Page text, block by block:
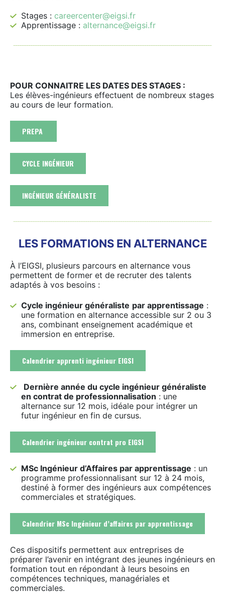
Stages : careercenter@eigsi.fr
Apprentissage : alternance@eigsi.fr
POUR CONNAITRE LES DATES DES STAGES :
Les élèves-ingénieurs effectuent de nombreux stages
au cours de leur formation.
PREPA
CYCLE INGÉNIEUR
INGÉNIEUR GÉNÉRALISTE
LES FORMATIONS EN ALTERNANCE
À l’EIGSI, plusieurs parcours en alternance vous
permettent de former et de recruter des talents
adaptés à vos besoins :
Cycle ingénieur généraliste par apprentissage :
une formation en alternance accessible sur 2 ou 3
ans, combinant enseignement académique et
immersion en entreprise.
Calendrier apprenti ingénieur EIGSI
Dernière année du cycle ingénieur généraliste
en contrat de professionnalisation : une
alternance sur 12 mois, idéale pour intégrer un
futur ingénieur en fin de cursus.
Calendrier ingénieur contrat pro EIGSI
MSc Ingénieur d’Affaires par apprentissage : un
programme professionnalisant sur 12 à 24 mois,
destiné à former des ingénieurs aux compétences
commerciales et stratégiques.
Calendrier MSc Ingénieur d’affaires par apprentissage
Ces dispositifs permettent aux entreprises de
préparer l’avenir en intégrant des jeunes ingénieurs en
formation tout en répondant à leurs besoins en
compétences techniques, managériales et
commerciales.